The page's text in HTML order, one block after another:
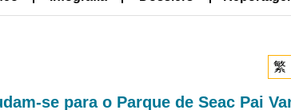
繁
se para o Parque de Seac Pai